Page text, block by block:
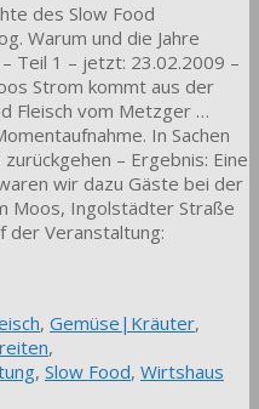
des Slow Food
Warum und die Jahre
Teil 1 – jetzt: 23.02.2009 –
Strom kommt aus der
Fleisch vom Metzger …
In Sachen
– Ergebnis: Eine
wir dazu Gäste bei der
Moos, Ingolstädter Straße
der Veranstaltung:
, Gemüse|Kräuter,
,
, Slow Food, Wirtshaus